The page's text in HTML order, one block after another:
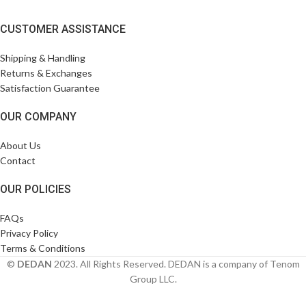
CUSTOMER ASSISTANCE
Shipping & Handling
Returns & Exchanges
Satisfaction Guarantee
OUR COMPANY
About Us
Contact
OUR POLICIES
FAQs
Privacy Policy
Terms & Conditions
© DEDAN 2023. All Rights Reserved. DEDAN is a company of Tenom
Group LLC.